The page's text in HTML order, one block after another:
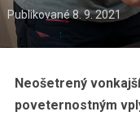
Publikované8. 9. 2021
Neošetrený
poveternostným